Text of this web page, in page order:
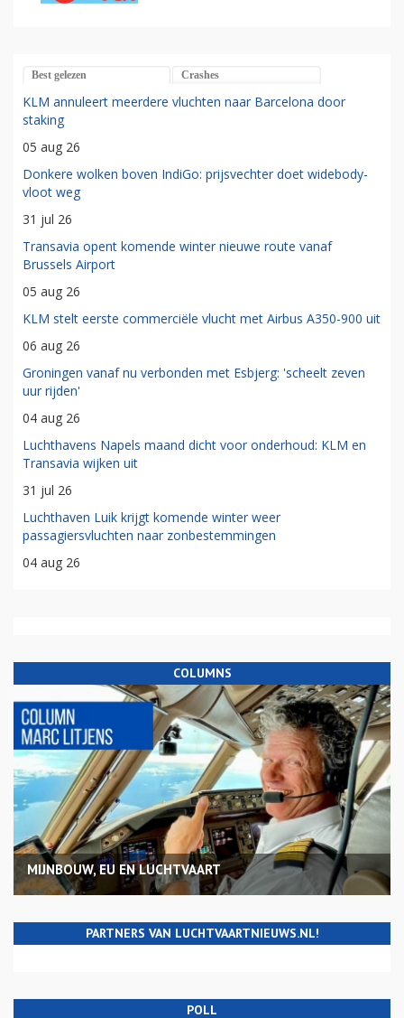
Best gelezen Crashes
KLM annuleert meerdere vluchten naar Barcelona door
staking
05 aug 26
Donkere wolken boven IndiGo: prijsvechter doet widebody-
vloot weg
31 jul 26
Transavia opent komende winter nieuwe route vanaf
Brussels Airport
05 aug 26
KLM stelt eerste commerciële vlucht met Airbus A350-900 uit
06 aug 26
Groningen vanaf nu verbonden met Esbjerg: 'scheelt zeven
uur rijden'
04 aug 26
Luchthavens Napels maand dicht voor onderhoud: KLM en
Transavia wijken uit
31 jul 26
Luchthaven Luik krijgt komende winter weer
passagiersvluchten naar zonbestemmingen
04 aug 26
COLUMNS
MIJNBOUW, EU EN LUCHTVAART
PARTNERS VAN LUCHTVAARTNIEUWS.NL!
POLL